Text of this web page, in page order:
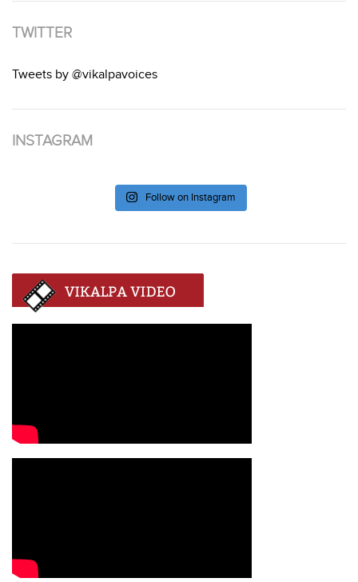
TWITTER
Tweets by @vikalpavoices
INSTAGRAM
Follow on Instagram